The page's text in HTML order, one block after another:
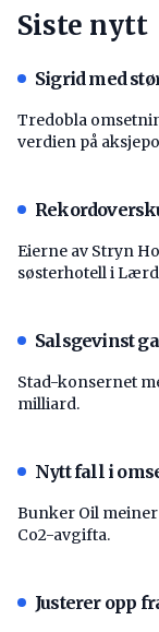
Siste nytt
Sigrid med
Tredobla
verdien på
Eierne av Stryn
søsterhotell i
Salsgevinst
Stad-konsernet
milliard.
Nytt fall i
Bunker Oil
Co2-avgifta.
Justerer opp